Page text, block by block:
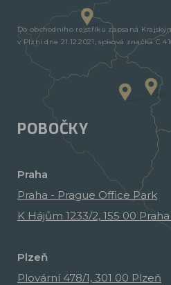
Do obchodního rejstříku zapsaná
v Plzni dne 21.12.2021, spisová značka C
POBOČKY
Praha
Praha - Prague Office Park
K Hájům 1233/2, 155 00
Plzeň
Plovární 478/1, 301 00 Plzeň